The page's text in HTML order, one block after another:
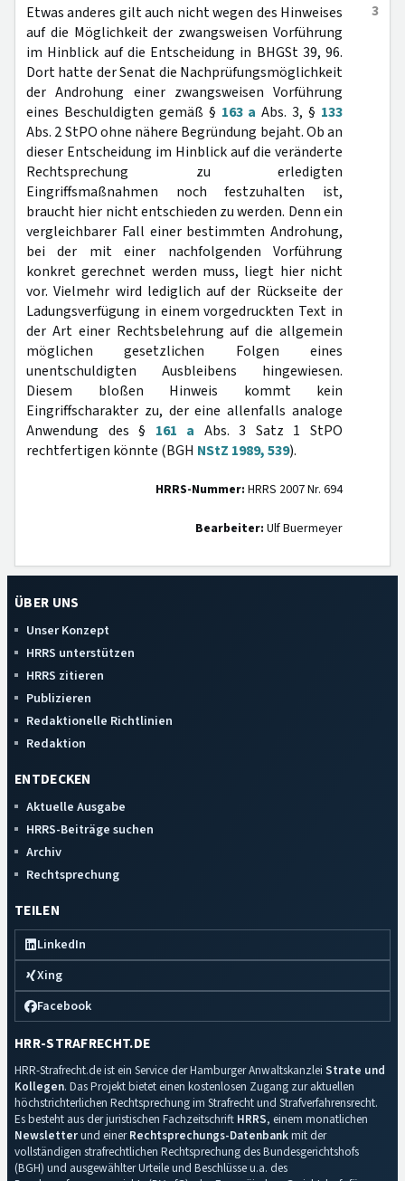
3
Etwas anderes gilt auch nicht wegen des Hinweises
auf die Möglichkeit der zwangsweisen Vorführung
im Hinblick auf die Entscheidung in BHGSt 39, 96.
Dort hatte der Senat die Nachprüfungsmöglichkeit
der Androhung einer zwangsweisen Vorführung
eines Beschuldigten gemäß § 163 a Abs. 3, § 133
Abs. 2 StPO ohne nähere Begründung bejaht. Ob an
dieser Entscheidung im Hinblick auf die veränderte
Rechtsprechung zu erledigten
Eingriffsmaßnahmen noch festzuhalten ist,
braucht hier nicht entschieden zu werden. Denn ein
vergleichbarer Fall einer bestimmten Androhung,
bei der mit einer nachfolgenden Vorführung
konkret gerechnet werden muss, liegt hier nicht
vor. Vielmehr wird lediglich auf der Rückseite der
Ladungsverfügung in einem vorgedruckten Text in
der Art einer Rechtsbelehrung auf die allgemein
möglichen gesetzlichen Folgen eines
unentschuldigten Ausbleibens hingewiesen.
Diesem bloßen Hinweis kommt kein
Eingriffscharakter zu, der eine allenfalls analoge
Anwendung des § 161 a Abs. 3 Satz 1 StPO
rechtfertigen könnte (BGH NStZ 1989, 539).
HRRS-Nummer: HRRS 2007 Nr. 694
Bearbeiter: Ulf Buermeyer
ÜBER UNS
Unser Konzept
HRRS unterstützen
HRRS zitieren
Publizieren
Redaktionelle Richtlinien
Redaktion
ENTDECKEN
Aktuelle Ausgabe
HRRS-Beiträge suchen
Archiv
Rechtsprechung
TEILEN
LinkedIn
Xing
Facebook
HRR-STRAFRECHT.DE
HRR-Strafrecht.de ist ein Service der Hamburger Anwaltskanzlei Strate und
Kollegen. Das Projekt bietet einen kostenlosen Zugang zur aktuellen
höchstrichterlichen Rechtsprechung im Strafrecht und Strafverfahrensrecht.
Es besteht aus der juristischen Fachzeitschrift HRRS, einem monatlichen
Newsletterund einerRechtsprechungs-Datenbankmit der
vollständigen strafrechtlichen Rechtsprechung des Bundesgerichtshofs
(BGH) und ausgewählter Urteile und Beschlüsse u.a. des